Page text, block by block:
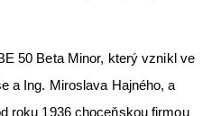
50 Beta Minor, který vznikl ve
a Ing. Miroslava Hajného, a
roku 1936 choceňskou firmou